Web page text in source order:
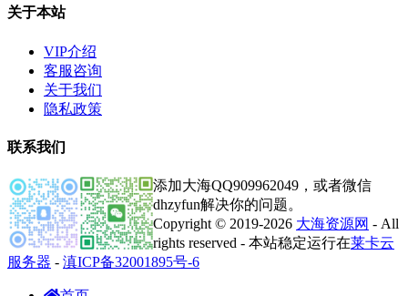
关于本站
VIP介绍
客服咨询
关于我们
隐私政策
联系我们
添加大海QQ909962049，或者微信
dhzyfun解决你的问题。
Copyright © 2019-2026 大海资源网 - All
rights reserved - 本站稳定运行在莱卡云
服务器 - 滇ICP备32001895号-6